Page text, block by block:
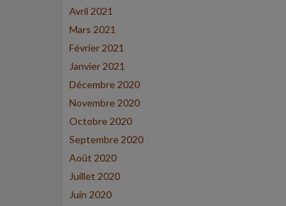
Avril 2021
Mars 2021
Février 2021
Janvier 2021
Décembre 2020
Novembre 2020
Octobre 2020
Septembre 2020
Août 2020
Juillet 2020
Juin 2020